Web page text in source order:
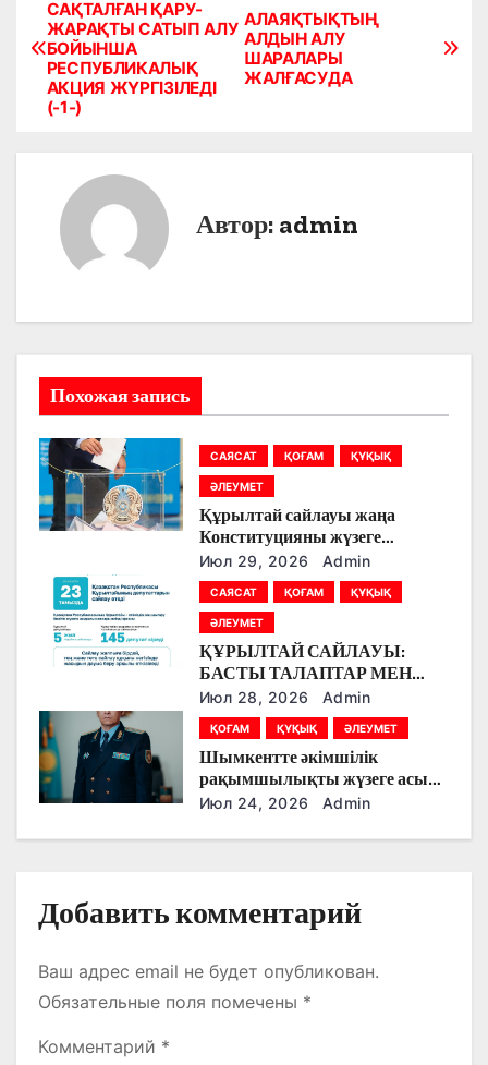
а
в
о
з
а
м
АЛАЯҚТЫҚТЫҢ
АЛДЫН АЛУ
ШАРАЛАРЫ
ЖАЛҒАСУДА
САҚТАЛҒАН ҚАРУ-
ЖАРАҚТЫ САТЫП АЛУ
БОЙЫНША
РЕСПУБЛИКАЛЫҚ
АКЦИЯ ЖҮРГІЗІЛЕДІ
(-1-)
Автор: admin
Похожая запись
САЯСАТ ҚОҒАМ ҚҰҚЫҚ
ӘЛЕУМЕТ
Құрылтай сайлауы жаңа
Конституцияны жүзеге
асырудың алғашқы кезеңі
болады
Июл 29, 2026 Admin
САЯСАТ ҚОҒАМ ҚҰҚЫҚ
ӘЛЕУМЕТ
ҚҰРЫЛТАЙ САЙЛАУЫ:
БАСТЫ ТАЛАПТАР МЕН
ЕРЕКШЕЛІКТЕР
Июл 28, 2026 Admin
ҚОҒАМ ҚҰҚЫҚ ӘЛЕУМЕТ
Шымкентте әкімшілік
рақымшылықты жүзеге асыру
қорытындылары шығарылды
Июл 24, 2026 Admin
Добавить комментарий
Ваш адрес email не будет опубликован.
Обязательные поля помечены *
Комментарий *